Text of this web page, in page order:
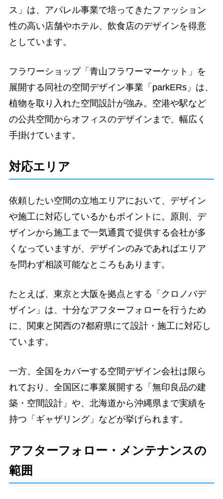
ス」は、アパレル事業で培ってきたファッション
性の高い店舗やホテル、飲食店のデザインを得意
としています。
フラワーショップ「青山フラワーマーケット」を
展開する同社の空間デザイン事業「parkERs」は、
植物を取り入れた空間設計が強み。空港や駅など
の公共空間からオフィスのデザインまで、幅広く
手掛けています。
対応エリア
依頼したい空間の立地エリアにおいて、デザイン
や施工に対応しているかもポイントに。原則、デ
ザインから施工まで一気通貫で提供する会社が多
くなっていますが、デザインのみであればエリア
を問わず相談可能なところもあります。
たとえば、東京と大阪を拠点とする「クロノバデ
ザイン」は、十分なアフターフォローを行うため
に、関東と関西の7都府県にて設計・施工に対応し
ています。
一方、全国をカバーする空間デザイン会社は限ら
れており、全国区に事業展開する「無印良品の建
築・空間設計」や、北海道から沖縄県まで実績を
持つ「ギャザリング」などが挙げられます。
アフターフォロー・メンテナンスの
範囲